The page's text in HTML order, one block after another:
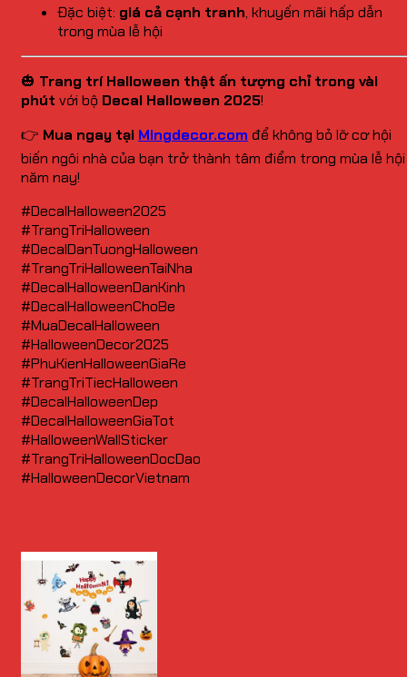
Đặc biệt: giá cả cạnh tranh, khuyến mãi hấp dẫn
trong mùa lễ hội
🎃 Trang trí Halloween thật ấn tượng chỉ trong vài
phút với bộ Decal Halloween 2025!
👉 Mua ngay tại Mingdecor.com để không bỏ lỡ cơ hội
biến ngôi nhà của bạn trở thành tâm điểm trong mùa lễ hội
năm nay!
#DecalHalloween2025
#TrangTriHalloween
#DecalDanTuongHalloween
#TrangTriHalloweenTaiNha
#DecalHalloweenDanKinh
#DecalHalloweenChoBe
#MuaDecalHalloween
#HalloweenDecor2025
#PhuKienHalloweenGiaRe
#TrangTriTiecHalloween
#DecalHalloweenDep
#DecalHalloweenGiaTot
#HalloweenWallSticker
#TrangTriHalloweenDocDao
#HalloweenDecorVietnam